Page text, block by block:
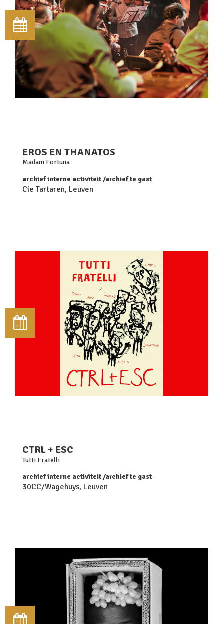
EROS EN THANATOS
Madam Fortuna
archief interne activiteit archief te gast
Cie Tartaren, Leuven
CTRL + ESC
Tutti Fratelli
archief interne activiteit archief te gast
30CC/Wagehuys, Leuven